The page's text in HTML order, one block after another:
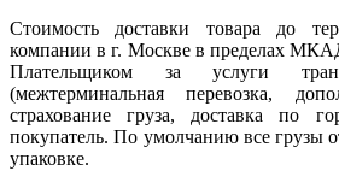
Стоимость доставки товара до
компании в г. Москве в пределах
Плательщиком за услуги
(межтерминальная перевозка,
страхование груза, доставка по
покупатель. По умолчанию все грузы
упаковке.